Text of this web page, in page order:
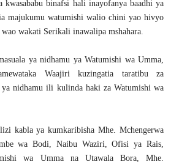
kwasababu binafsi hali inayofanya baadhi ya
majukumu watumishi walio chini yao hivyo
wakati Serikali inawalipa mshahara.
ya nidhamu ya Watumishi wa Umma,
Waajiri kuzingatia taratibu za
ya nidhamu ili kulinda haki za Watumishi wa
kabla ya kumkaribisha Mhe. Mchengerwa
wa Bodi, Naibu Waziri, Ofisi ya Rais,
wa Umma na Utawala Bora, Mhe.